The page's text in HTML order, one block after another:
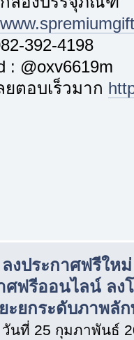
392-4198
: @oxv6619m
ยตอบเร็วมาก
ลงประกาศฟรีให
ศฟรีออนไลน์ ล
ะยกระดับภาพลั
วันที่ 25 กุมภาพันธ์